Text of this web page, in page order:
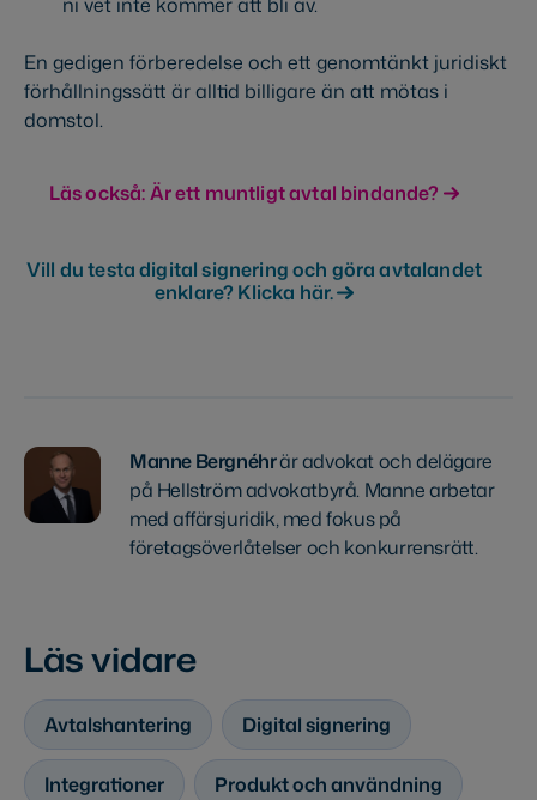
En gedigen förberedelse och ett genomtänkt juridiskt
förhållningssätt är alltid billigare än att mötas i
domstol.
Läs också: Är ett muntligt avtal bindande?
Vill du testa digital signering och göra avtalandet
enklare? Klicka här.
Manne Bergnéhrär advokat och delägare
på Hellström advokatbyrå. Manne arbetar
med affärsjuridik, med fokus på
företagsöverlåtelser och konkurrensrätt.
Läs vidare
Avtalshantering Digital signering
Integrationer Produkt och användning